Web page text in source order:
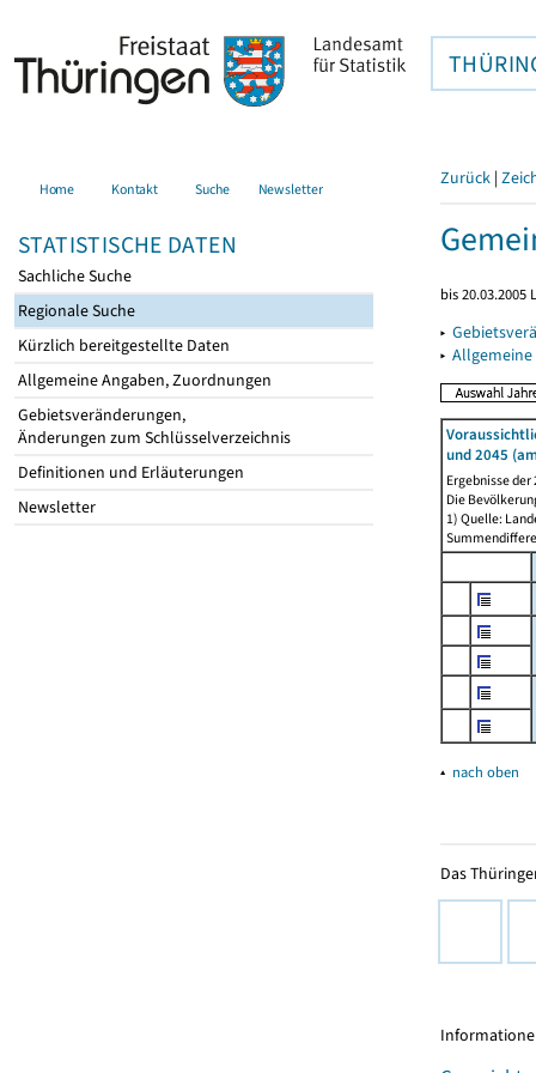
Home Kontakt Suche Newsletter
STATISTISCHE DATEN
Sachliche Suche
Regionale Suche
Kürzlich bereitgestellte Daten
Allgemeine Angaben, Zuordnungen
Gebietsveränderungen,
Änderungen zum Schlüsselverzeichnis
Definitionen und Erläuterungen
Newsletter
Zurück |
bis
▸
▸
und 2045
Ergebnisse
Die
1) Quelle:
▴ nach oben
Das